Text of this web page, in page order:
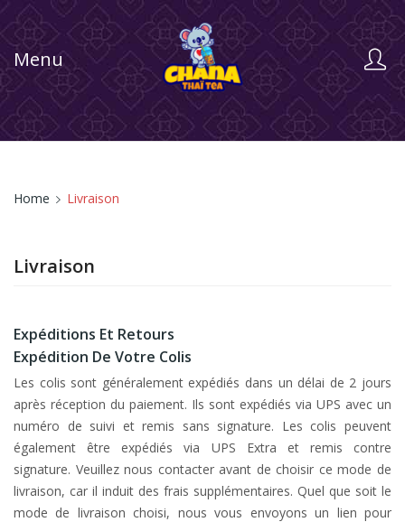
Menu
Home Livraison
Livraison
Expéditions Et Retours
Expédition De Votre Colis
Les colis sont généralement expédiés dans un délai de 2 jours
après réception du paiement. Ils sont expédiés via UPS avec un
numéro de suivi et remis sans signature. Les colis peuvent
également être expédiés via UPS Extra et remis contre
signature. Veuillez nous contacter avant de choisir ce mode de
livraison, car il induit des frais supplémentaires. Quel que soit le
mode de livraison choisi, nous vous envoyons un lien pour